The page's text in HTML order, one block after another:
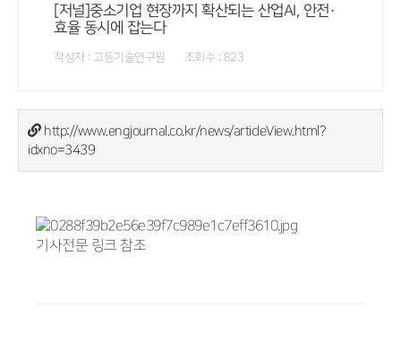
[저널]중소기업 현장까지 확산되는 산업AI, 안전·
효율 동시에 잡는다
작성자 : 고등기술연구원 조회수 : 823
http://www.engjournal.co.kr/news/articleView.html?
idxno=3439
기사전문 링크 참조